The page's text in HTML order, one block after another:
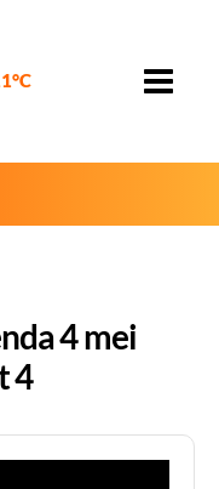
4 mei
4